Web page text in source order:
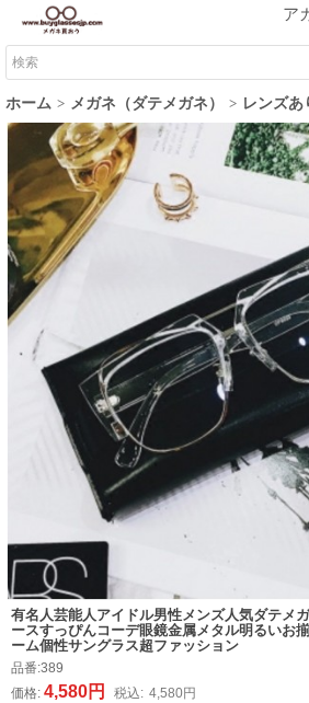
ア
ホーム メガネ（ダテメガネ） レンズあ
有名人芸能人アイドル男性メンズ人気ダテメ
ースすっぴんコーデ眼鏡金属メタル明るいお
ーム個性サングラス超ファッション
品番:389
価格: 4,580円 税込: 4,580円